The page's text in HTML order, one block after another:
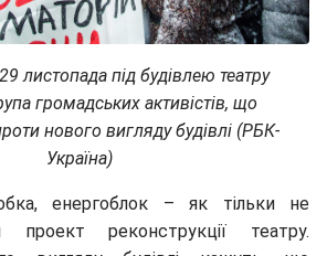
листопада під будівлею театру
громадських активістів, що
нового вигляду будівлі (РБК-
Україна)
енергоблок – як тільки не
проект реконструкції театру.